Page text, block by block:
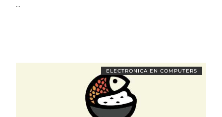
...
ELECTRONICA EN COMPUTERS